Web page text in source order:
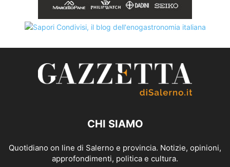
CHI SIAMO
Quotidiano on line di Salerno e provincia. Notizie, opinioni,
approfondimenti, politica e cultura.